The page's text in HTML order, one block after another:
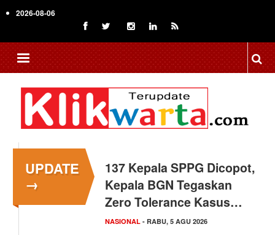
to
content
2026-08-06
UPDATE
→
137 Kepala SPPG Dicopot,
Kepala BGN Tegaskan
Zero Tolerance Kasus…
NASIONAL - RABU, 5 AGU 2026
Siswa Sekolah Rakyat
Makassar Raih Prestasi
Akademik Tingkat
Nasional